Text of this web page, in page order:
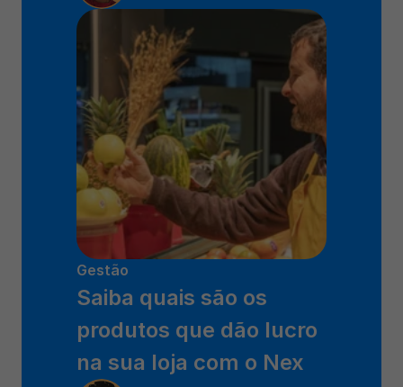
Gestão
Saiba quais são os
produtos que dão lucro
na sua loja com o Nex